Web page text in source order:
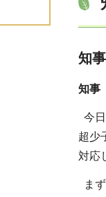
知
知事
今
超少
対応
ま